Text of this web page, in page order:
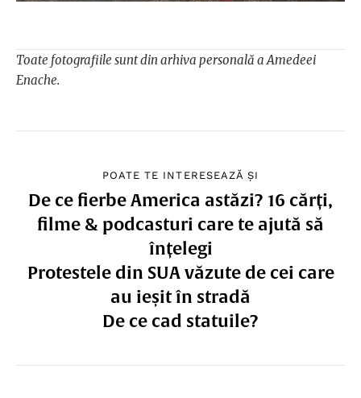
Toate fotografiile sunt din arhiva personală a Amedeei
Enache.
POATE TE INTERESEAZĂ ȘI
De ce fierbe America astăzi? 16 cărți,
filme & podcasturi care te ajută să
înțelegi
Protestele din SUA văzute de cei care
au ieșit în stradă
De ce cad statuile?